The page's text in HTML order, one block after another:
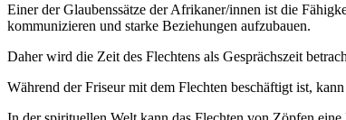
Einer der Glaubenssätze der Afrikaner/innen ist die
kommunizieren und starke Beziehungen aufzubauen.
Daher wird die Zeit des Flechtens als Gesprächszeit
Während der Friseur mit dem Flechten beschäftigt ist,